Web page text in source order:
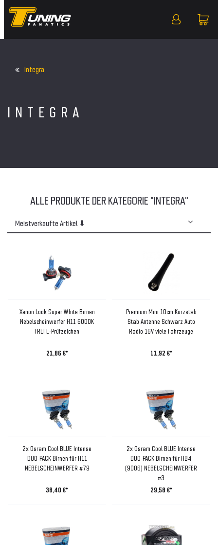
Integra
INTEGRA
ALLE PRODUKTE DER KATEGORIE "INTEGRA"
Xenon Look Super White Birnen
Nebelscheinwerfer H11 6000K
FREI E-Prüfzeichen
21,86 €*
Premium Mini 10cm Kurzstab
Stab Antenne Schwarz Auto
Radio 16V viele Fahrzeuge
11,92 €*
2x Osram Cool BLUE Intense
DUO-PACK Birnen für H11
NEBELSCHEINWERFER #79
38,40 €*
2x Osram Cool BLUE Intense
DUO-PACK Birnen für HB4
(9006) NEBELSCHEINWERFER
#3
29,58 €*